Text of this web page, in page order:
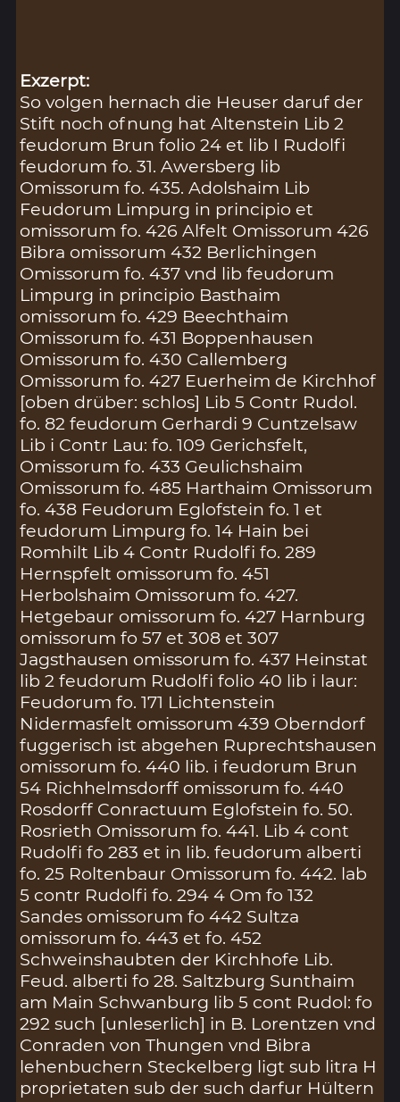
Exzerpt:
So volgen hernach die Heuser daruf der
Stift noch ofnung hat Altenstein Lib 2
feudorum Brun folio 24 et lib I Rudolfi
feudorum fo. 31. Awersberg lib
Omissorum fo. 435. Adolshaim Lib
Feudorum Limpurg in principio et
omissorum fo. 426 Alfelt Omissorum 426
Bibra omissorum 432 Berlichingen
Omissorum fo. 437 vnd lib feudorum
Limpurg in principio Basthaim
omissorum fo. 429 Beechthaim
Omissorum fo. 431 Boppenhausen
Omissorum fo. 430 Callemberg
Omissorum fo. 427 Euerheim de Kirchhof
[oben drüber: schlos] Lib 5 Contr Rudol.
fo. 82 feudorum Gerhardi 9 Cuntzelsaw
Lib i Contr Lau: fo. 109 Gerichsfelt,
Omissorum fo. 433 Geulichshaim
Omissorum fo. 485 Harthaim Omissorum
fo. 438 Feudorum Eglofstein fo. 1 et
feudorum Limpurg fo. 14 Hain bei
Romhilt Lib 4 Contr Rudolfi fo. 289
Hernspfelt omissorum fo. 451
Herbolshaim Omissorum fo. 427.
Hetgebaur omissorum fo. 427 Harnburg
omissorum fo 57 et 308 et 307
Jagsthausen omissorum fo. 437 Heinstat
lib 2 feudorum Rudolfi folio 40 lib i laur:
Feudorum fo. 171 Lichtenstein
Nidermasfelt omissorum 439 Oberndorf
fuggerisch ist abgehen Ruprechtshausen
omissorum fo. 440 lib. i feudorum Brun
54 Richhelmsdorff omissorum fo. 440
Rosdorff Conractuum Eglofstein fo. 50.
Rosrieth Omissorum fo. 441. Lib 4 cont
Rudolfi fo 283 et in lib. feudorum alberti
fo. 25 Roltenbaur Omissorum fo. 442. lab
5 contr Rudolfi fo. 294 4 Om fo 132
Sandes omissorum fo 442 Sultza
omissorum fo. 443 et fo. 452
Schweinshaubten der Kirchhofe Lib.
Feud. alberti fo 28. Saltzburg Sunthaim
am Main Schwanburg lib 5 cont Rudol: fo
292 such [unleserlich] in B. Lorentzen vnd
Conraden von Thungen vnd Bibra
lehenbuchern Steckelberg ligt sub litra H
proprietaten sub der such darfur Hültern